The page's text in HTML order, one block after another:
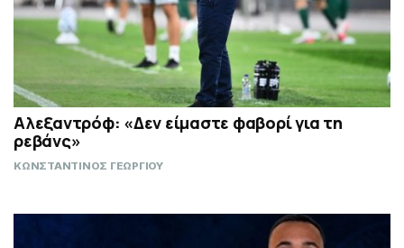
Αλεξαντρόφ: «Δεν είμαστε φαβορί για τη
ρεβάνς»
ΚΩΝΣΤΑΝΤΙΝΟΣ ΓΕΩΡΓΙΟΥ